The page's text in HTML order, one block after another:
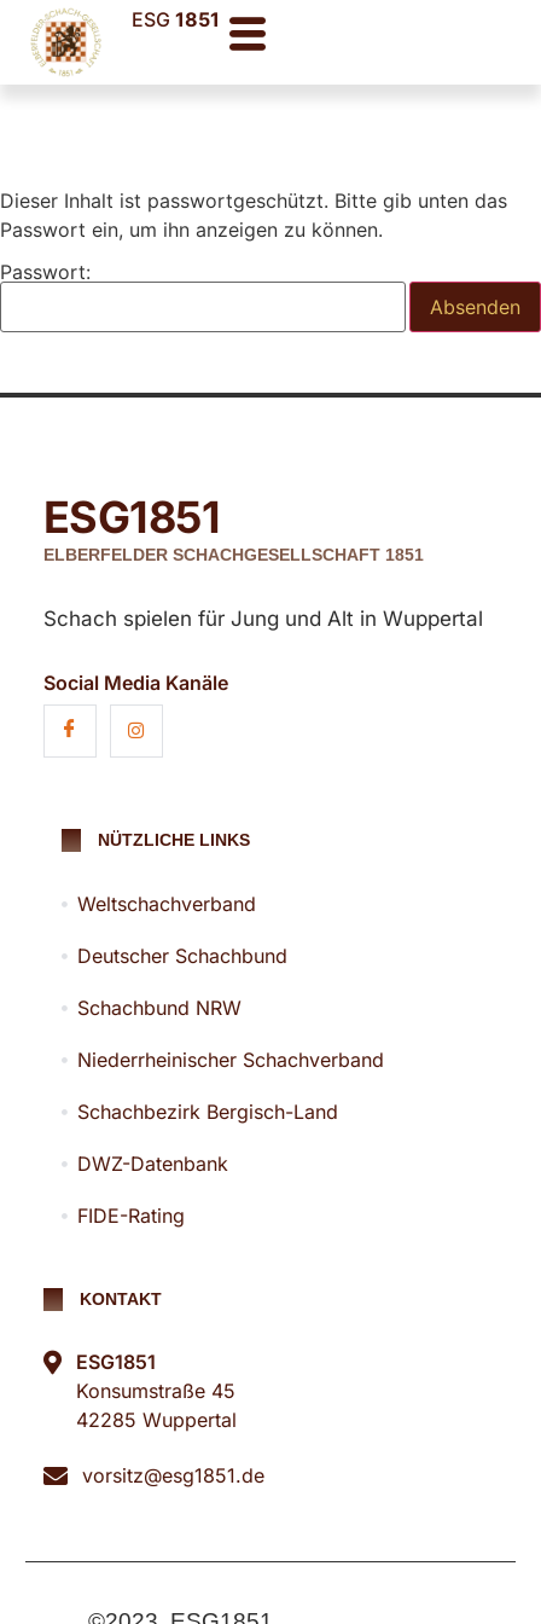
ESG1851
Dieser Inhalt ist passwortgeschützt. Bitte gib unten das
Passwort ein, um ihn anzeigen zu können.
Passwort:
ESG1851
ELBERFELDER SCHACHGESELLSCHAFT 1851
Schach spielen für Jung und Alt in Wuppertal
Social Media Kanäle
NÜTZLICHE LINKS
Weltschachverband
Deutscher Schachbund
Schachbund NRW
Niederrheinischer Schachverband
Schachbezirk Bergisch-Land
DWZ-Datenbank
FIDE-Rating
KONTAKT
ESG1851
Konsumstraße 45
42285 Wuppertal
vorsitz@esg1851.de